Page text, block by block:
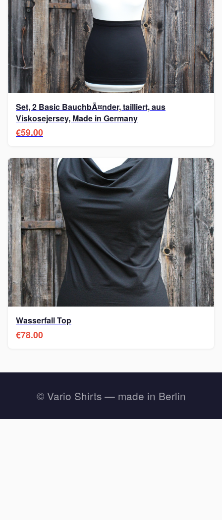
Set, 2 Basic BauchbÃ¤nder, tailliert, aus
Viskosejersey, Made in Germany
€59.00
Wasserfall Top
€78.00
© Vario Shirts — made in Berlin